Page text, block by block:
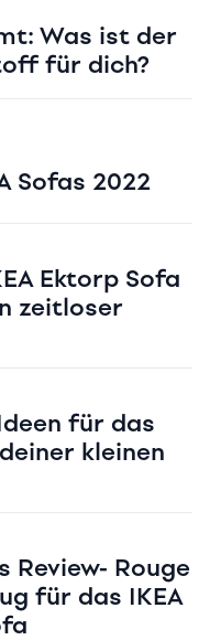
Was ist der
für dich?
Sofas 2022
Ektorp Sofa
zeitloser
für das
kleinen
Rouge
für das IKEA